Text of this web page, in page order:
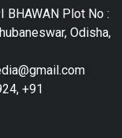
BHAWAN Plot No :
Odisha,
+91